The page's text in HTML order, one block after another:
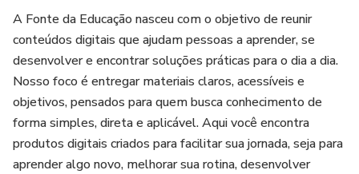
A Fonte da Educação nasceu com o objetivo de reunir
conteúdos digitais que ajudam pessoas a aprender, se
desenvolver e encontrar soluções práticas para o dia a dia.
Nosso foco é entregar materiais claros, acessíveis e
objetivos, pensados para quem busca conhecimento de
forma simples, direta e aplicável. Aqui você encontra
produtos digitais criados para facilitar sua jornada, seja para
aprender algo novo, melhorar sua rotina, desenvolver